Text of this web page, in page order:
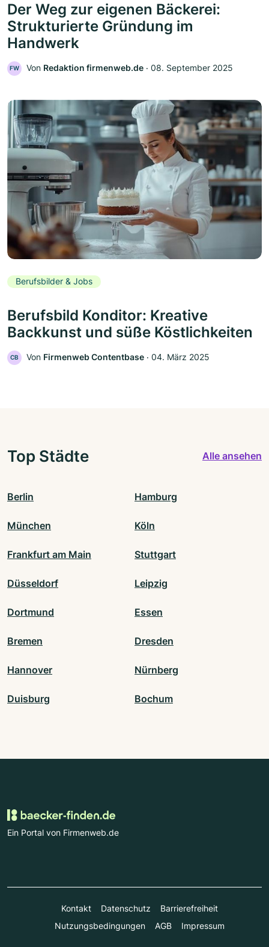
Der Weg zur eigenen Bäckerei:
Strukturierte Gründung im
Handwerk
FW Von Redaktion firmenweb.de ‧ 08. September 2025
Berufsbilder & Jobs
Berufsbild Konditor: Kreative
Backkunst und süße Köstlichkeiten
CB Von Firmenweb Contentbase ‧ 04. März 2025
Top Städte Alle ansehen
Berlin Hamburg
München Köln
Frankfurt am Main Stuttgart
Düsseldorf Leipzig
Dortmund Essen
Bremen Dresden
Hannover Nürnberg
Duisburg Bochum
Ein Portal von Firmenweb.de
Kontakt Datenschutz
Barrierefreiheit
Nutzungsbedingungen
AGB Impressum